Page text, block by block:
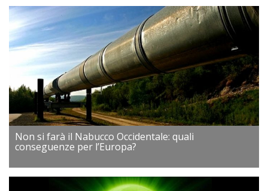
Non si farà il Nabucco Occidentale: quali
conseguenze per l’Europa?